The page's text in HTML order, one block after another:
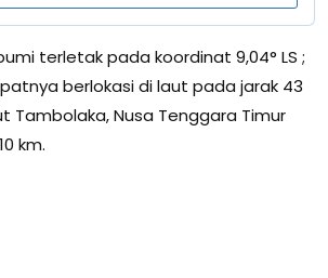
terletak pada koordinat 9,04° LS ;
berlokasi di laut pada jarak 43
Tambolaka, Nusa Tenggara Timur
km.